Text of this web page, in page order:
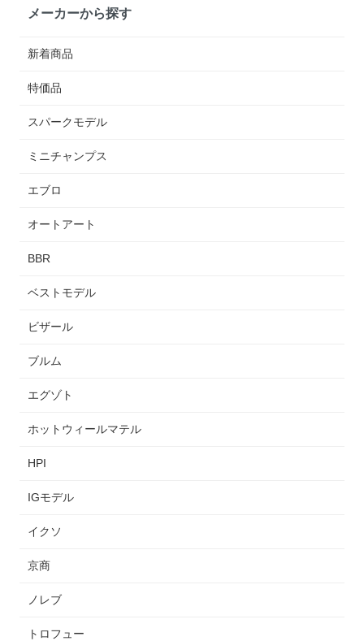
メーカーから探す
新着商品
特価品
スパークモデル
ミニチャンプス
エブロ
オートアート
BBR
ベストモデル
ビザール
ブルム
エグゾト
ホットウィールマテル
HPI
IGモデル
イクソ
京商
ノレブ
トロフュー